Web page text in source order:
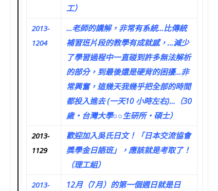
工）
2013-
1204
…老師的講解，非常有系統…比傳統
補習班片段的教學有成就感，…減少
了學習過程中一直碰到許多無法解析
的部分，到最後還是硬背的困擾…非
常興奮，這幾天我幾乎把全部的時間
都投入進去 (一天10 小時左右)…（30
歲‧台灣大學○○生研所‧碩士）
2013-
1129
歡迎加入吳氏日文！「日本交流協會
獎學金日語班」，應該就是考取了！
（理工組）
2013-
12月（7月）的第一個週日就是日